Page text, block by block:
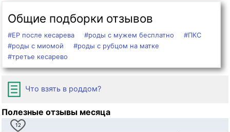
Общие подборки отзывов
#ЕР после кесарева #роды с мужем бесплатно
#ПКС
#роды с миомой
#роды с рубцом на матке
#третье кесарево
Что взять в роддом?
Полезные отзывы месяца
12